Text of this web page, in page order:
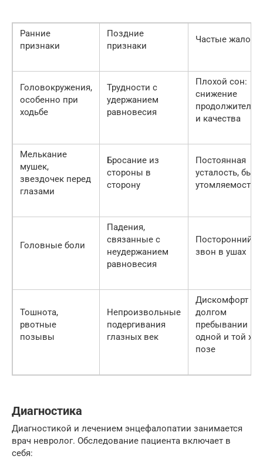
Ранние
признаки
Поздние
признаки
Частые жалобы
Головокружения,
особенно при
ходьбе
Трудности с
удержанием
равновесия
Плохой сон:
снижение
и качества
Мелькание
мушек,
звездочек перед
глазами
Бросание из
стороны в
сторону
Постоянная
усталость,
утомляемость
Головные боли
Падения,
связанные с
неудержанием
равновесия
Посторонний
звон в ушах
Тошнота,
рвотные
позывы
Непроизвольные
подергивания
глазных век
Дискомфорт
долгом
пребывании в
одной и той же
позе
Диагностика
Диагностикой и лечением энцефалопатии занимается
врач невролог. Обследование пациента включает в
себя: